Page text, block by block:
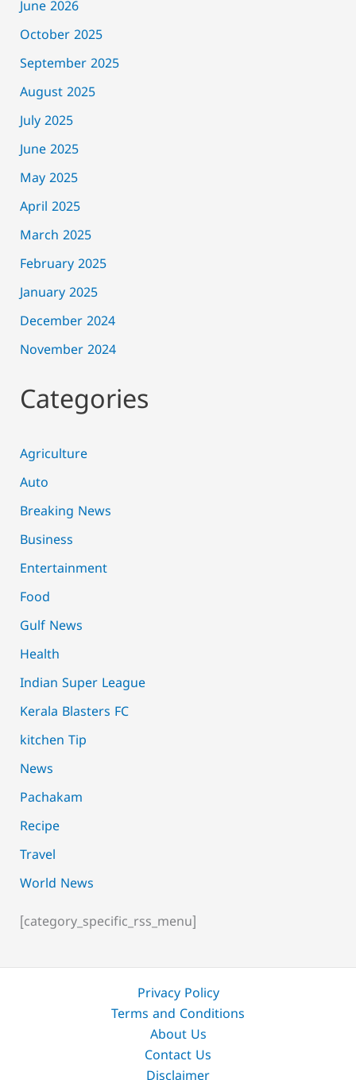
June 2026
October 2025
September 2025
August 2025
July 2025
June 2025
May 2025
April 2025
March 2025
February 2025
January 2025
December 2024
November 2024
Categories
Agriculture
Auto
Breaking News
Business
Entertainment
Food
Gulf News
Health
Indian Super League
Kerala Blasters FC
kitchen Tip
News
Pachakam
Recipe
Travel
World News
[category_specific_rss_menu]
Privacy Policy
Terms and Conditions
About Us
Contact Us